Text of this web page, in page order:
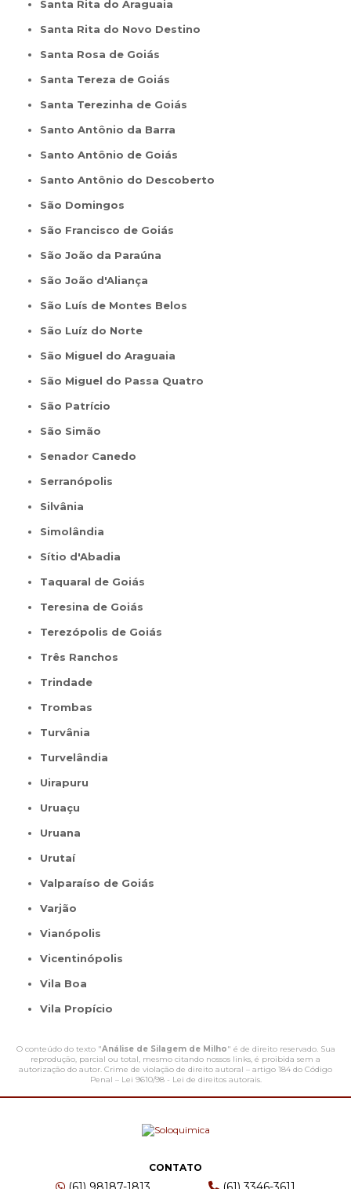
Santa Rita do Araguaia
Santa Rita do Novo Destino
Santa Rosa de Goiás
Santa Tereza de Goiás
Santa Terezinha de Goiás
Santo Antônio da Barra
Santo Antônio de Goiás
Santo Antônio do Descoberto
São Domingos
São Francisco de Goiás
São João da Paraúna
São João d'Aliança
São Luís de Montes Belos
São Luíz do Norte
São Miguel do Araguaia
São Miguel do Passa Quatro
São Patrício
São Simão
Senador Canedo
Serranópolis
Silvânia
Simolândia
Sítio d'Abadia
Taquaral de Goiás
Teresina de Goiás
Terezópolis de Goiás
Três Ranchos
Trindade
Trombas
Turvânia
Turvelândia
Uirapuru
Uruaçu
Uruana
Urutaí
Valparaíso de Goiás
Varjão
Vianópolis
Vicentinópolis
Vila Boa
Vila Propício
O conteúdo do texto "Análise de Silagem de Milho" é de direito reservado. Sua
reprodução, parcial ou total, mesmo citando nossos links, é proibida sem a
autorização do autor. Crime de violação de direito autoral – artigo 184 do Código
Penal – Lei 9610/98 - Lei de direitos autorais.
CONTATO